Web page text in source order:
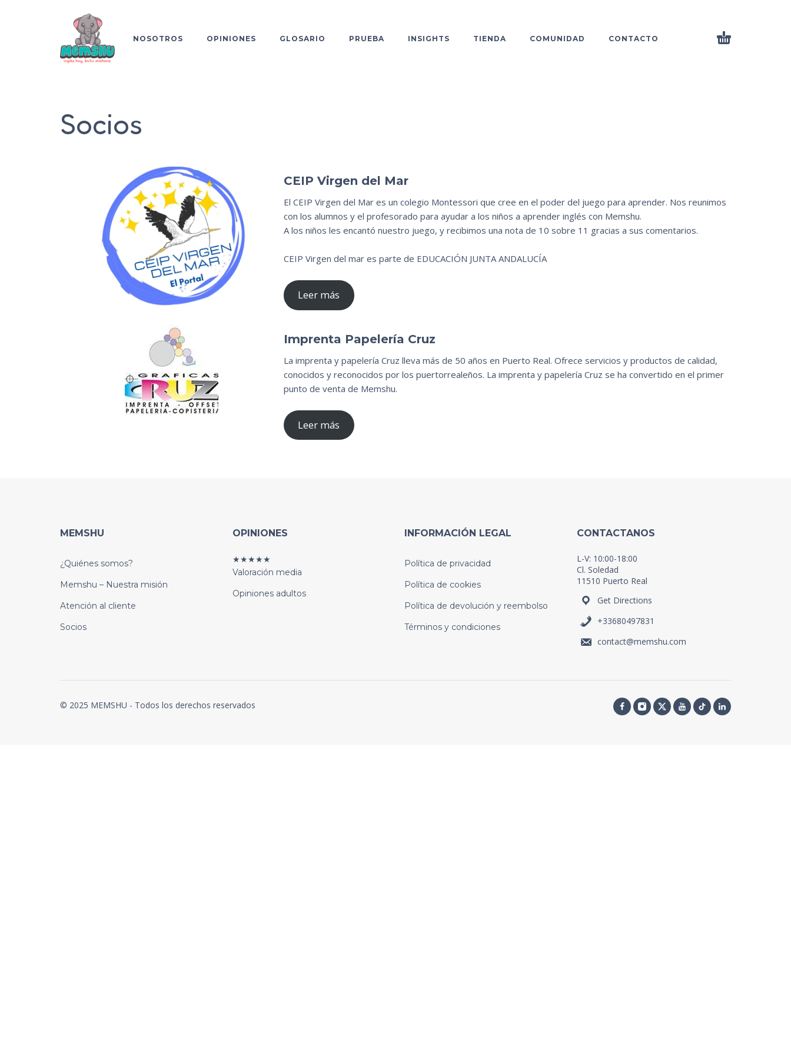
NOSOTROS OPINIONES GLOSARIO PRUEBA INSIGHTS TIENDA COMUNIDAD CONTACTO
Socios
CEIP Virgen del Mar
El CEIP Virgen del Mar es un colegio Montessori que cree en el poder del juego para aprender. Nos reunimos
con los alumnos y el profesorado para ayudar a los niños a aprender inglés con Memshu.
A los niños les encantó nuestro juego, y recibimos una nota de 10 sobre 11 gracias a sus comentarios.
CEIP Virgen del mar es parte de EDUCACIÓN JUNTA ANDALUCÍA
Leer más
Imprenta Papelería Cruz
La imprenta y papelería Cruz lleva más de 50 años en Puerto Real. Ofrece servicios y productos de calidad,
conocidos y reconocidos por los puertorrealeños. La imprenta y papelería Cruz se ha convertido en el primer
punto de venta de Memshu.
Leer más
MEMSHU
¿Quiénes somos?
Memshu – Nuestra misión
Atención al cliente
Socios
OPINIONES
★★★★★
Valoración media
Opiniones adultos
INFORMACIÓN LEGAL
Política de privacidad
Política de cookies
Política de devolución y reembolso
Términos y condiciones
CONTACTANOS
L-V: 10:00-18:00
Cl. Soledad
11510 Puerto Real
Get Directions
+33680497831
contact@memshu.com
© 2025 MEMSHU - Todos los derechos reservados